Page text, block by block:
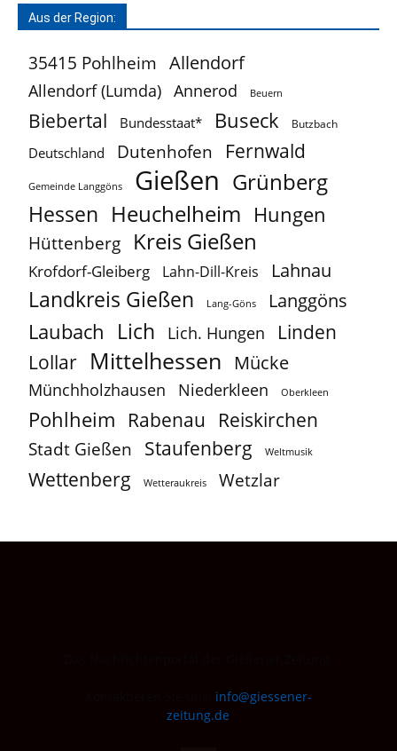
Aus der Region:
35415 Pohlheim Allendorf
Allendorf (Lumda) Annerod Beuern
Biebertal Bundesstaat* Buseck Butzbach
Deutschland Dutenhofen Fernwald
Gemeinde Langgöns Gießen Grünberg
Hessen Heuchelheim Hungen
Hüttenberg Kreis Gießen
Krofdorf-Gleiberg Lahn-Dill-Kreis Lahnau
Landkreis Gießen Lang-Göns Langgöns
Laubach Lich Lich. Hungen Linden
Lollar Mittelhessen Mücke
Münchholzhausen Niederkleen Oberkleen
Pohlheim Rabenau Reiskirchen
Stadt Gießen Staufenberg Weltmusik
Wettenberg Wetteraukreis Wetzlar
info@giessener-
zeitung.de